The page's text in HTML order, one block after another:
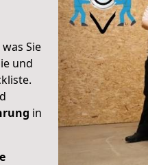
Sie
und
in